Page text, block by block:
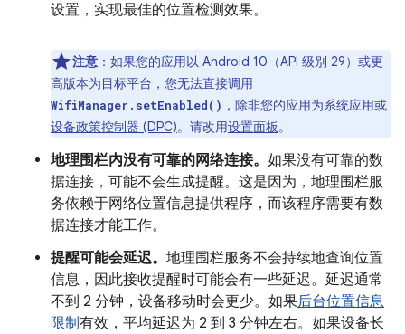
设置，实现最佳的位置检测效果。
注意 ：如果您的应用以 Android 10（API 级别 29）或更
高版本为目标平台，您无法直接调用
WifiManager.setEnabled() ，除非您的应用为系统应用或
设备政策控制器 (DPC)。请改用设置面板。
地理围栏内没有可靠的网络连接。 如果没有可靠的数
据连接，可能不会生成提醒。这是因为，地理围栏服
务依赖于网络位置信息提供程序，而该程序需要有数
据连接才能工作。
提醒可能会延迟。 地理围栏服务不会持续地查询位置
信息，因此接收提醒时可能会有一些延迟。延迟通常
不到 2 分钟，设备移动时会更少。如果后台位置信息
限制有效，平均延迟为 2 到 3 分钟左右。如果设备长